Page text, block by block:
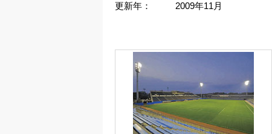
更新年：
2009年11月